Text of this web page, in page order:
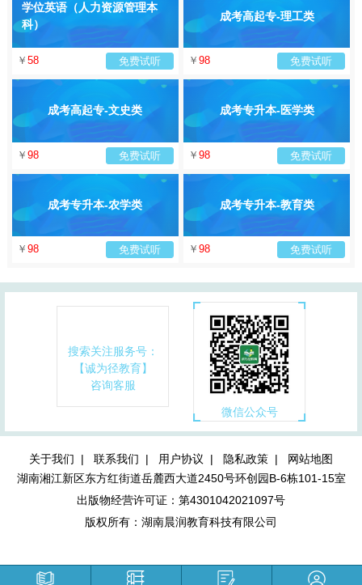
学位英语（人力资源管理本
科）
￥ 58 免费试听
成考高起专-理工类
￥ 98 免费试听
成考高起专-文史类
￥ 98 免费试听
成考专升本-医学类
￥ 98 免费试听
成考专升本-农学类
￥ 98 免费试听
成考专升本-教育类
￥ 98 免费试听
搜索关注服务号：
【诚为径教育】
咨询客服
微信公众号
关于我们 | 联系我们 | 用户协议 | 隐私政策 |
网站地图
湖南湘江新区东方红街道岳麓西大道2450号环创园B-6栋101-15室
出版物经营许可证：第4301042021097号
版权所有：湖南晨润教育科技有限公司